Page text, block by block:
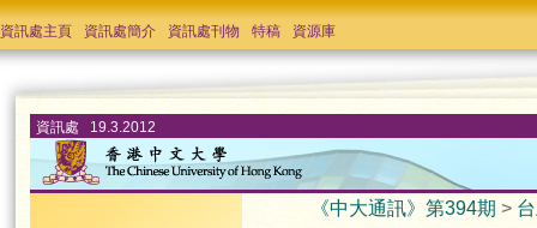
資訊處主頁 資訊處簡介 資訊處刊物 特稿 資源庫
資訊處 19.3.2012
《中大通訊》第394期 >